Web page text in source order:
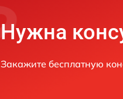
Нужна
Закажите бесплатную